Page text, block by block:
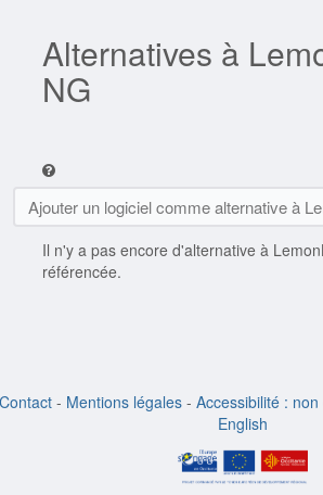
Alternatives à
NG
Ajouter un logiciel comme alternative à
Il n'y a pas encore d'alternative à
référencée.
Contact - Mentions légales - Accessibilité :
English